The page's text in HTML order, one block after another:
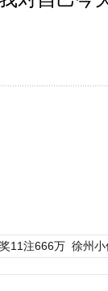
11注666万 徐州